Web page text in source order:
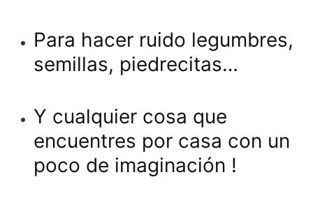
Para hacer ruido legumbres,
semillas, piedrecitas…
Y cualquier cosa que
encuentres por casa con un
poco de imaginación !